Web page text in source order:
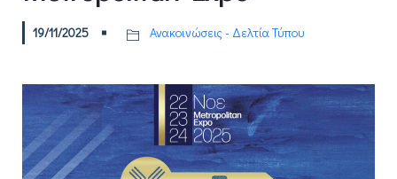
19/11/2025 Ανακοινώσεις - Δελτία Τύπου